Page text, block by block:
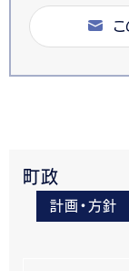
町政
計画・方針